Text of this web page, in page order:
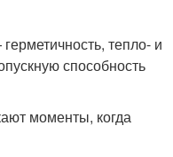
тепло- и
способность
моменты, когда